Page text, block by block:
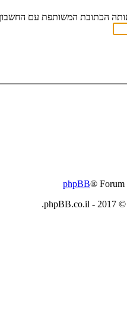
אותה הכתובת המשותפת עם
phpBB® Forum
. © 2017 -